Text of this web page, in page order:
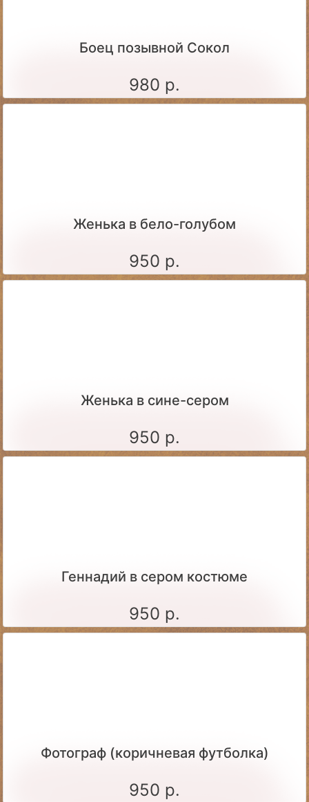
Боец позывной Сокол
980 р.
Женька в бело-голубом
950 р.
Женька в сине-сером
950 р.
Геннадий в сером костюме
950 р.
Фотограф (коричневая футболка)
950 р.